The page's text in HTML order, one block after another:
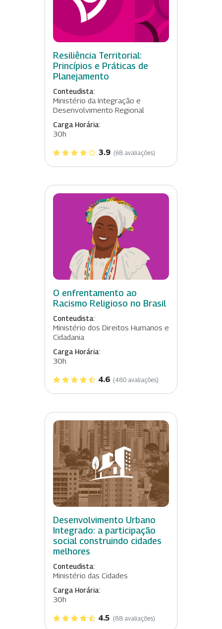
Resiliência Territorial:
Princípios e Práticas de
Planejamento
Conteudista:
Ministério da Integração e
Desenvolvimento Regional
Carga Horária:
30h
3.9 (68 avaliações)
O enfrentamento ao
Racismo Religioso no Brasil
Conteudista:
Ministério dos Direitos Humanos e
Cidadania
Carga Horária:
30h
4.6 (480 avaliações)
Desenvolvimento Urbano
Integrado: a participação
social construindo cidades
melhores
Conteudista:
Ministério das Cidades
Carga Horária:
30h
4.5 (88 avaliações)